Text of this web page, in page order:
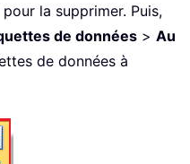
pour la supprimer. Puis,
de données > Au
de données à